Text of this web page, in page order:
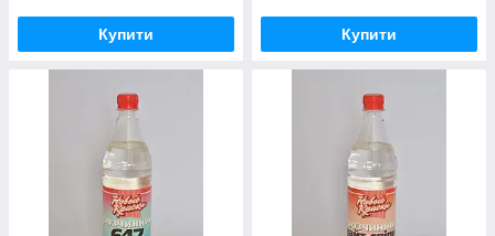
Купити Купити